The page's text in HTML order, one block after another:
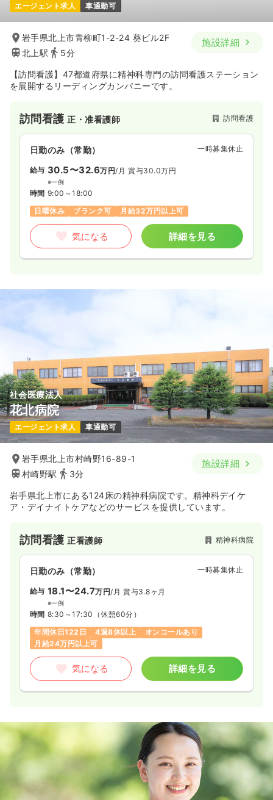
給与 35.3〜43.7万円/月
※一例
時間 8:30～17:30
（休憩60分）
4週8休以上
気になる 詳細を見る
エージェント求人 車通勤可
岩手県北上市青柳町1-2-24 葵ビル2F
北上駅
5分
施設詳細
【訪問看護】47都道府県に精神科専門の訪問看護ステーション
を展開するリーディングカンパニーです。
訪問看護正・准看護師 訪問看護
日勤のみ（常勤） 一時募集休止
給与 30.5〜32.6万円/月 賞与30.0万円
※一例
時間 9:00～18:00
日曜休み
ブランク可 月給32万円以上可
気になる 詳細を見る
社会医療法人
花北病院
エージェント求人 車通勤可
岩手県北上市村崎野16-89-1
村崎野駅
3分
施設詳細
岩手県北上市にある124床の精神科病院です。精神科デイケ
ア・デイナイトケアなどのサービスを提供しています。
訪問看護正看護師 精神科病院
日勤のみ（常勤） 一時募集休止
給与 18.1〜24.7万円/月 賞与3.8ヶ月
※一例
時間 8:30～17:30 （休憩60分）
年間休日122日
4週8休以上
オンコールあり
月給24万円以上可
気になる 詳細を見る